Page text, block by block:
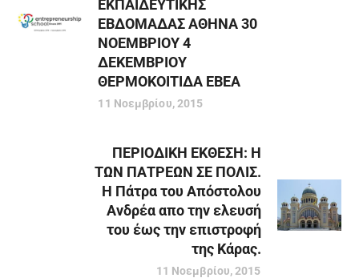
ΕΚΠΑΙΔΕΥΤΙΚΗΣ
ΕΒΔΟΜΑΔΑΣ ΑΘΗΝΑ 30
ΝΟΕΜΒΡΙΟΥ 4
ΔΕΚΕΜΒΡΙΟΥ
ΘΕΡΜΟΚΟΙΤΙΔΑ ΕΒΕΑ
11 Νοεμβρίου, 2015
ΠΕΡΙΟΔΙΚΗ ΕΚΘΕΣΗ: Η
ΤΩΝ ΠΑΤΡΕΩΝ ΣΕ ΠΟΛΙΣ.
Η Πάτρα του Απόστολου
Ανδρέα απο την ελευσή
του έως την επιστροφή
της Κάρας.
11 Νοεμβρίου, 2015